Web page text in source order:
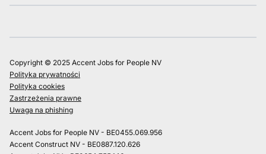
Copyright © 2025 Accent Jobs for People NV
Polityka prywatności
Polityka cookies
Zastrzeżenia prawne
Uwaga na phishing
Accent Jobs for People NV - BE0455.069.956
Accent Construct NV - BE0887.120.626